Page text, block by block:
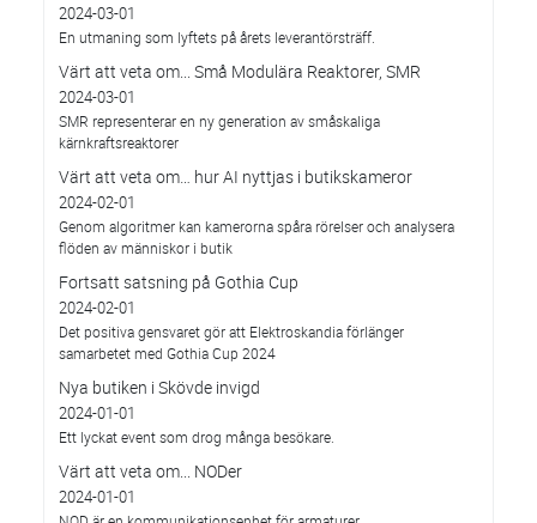
2024-03-01
En utmaning som lyftets på årets leverantörsträff.
Värt att veta om... Små Modulära Reaktorer, SMR
2024-03-01
SMR representerar en ny generation av småskaliga
kärnkraftsreaktorer
Värt att veta om… hur AI nyttjas i butikskameror
2024-02-01
Genom algoritmer kan kamerorna spåra rörelser och analysera
flöden av människor i butik
Fortsatt satsning på Gothia Cup
2024-02-01
Det positiva gensvaret gör att Elektroskandia förlänger
samarbetet med Gothia Cup 2024
Nya butiken i Skövde invigd
2024-01-01
Ett lyckat event som drog många besökare.
Värt att veta om... NODer
2024-01-01